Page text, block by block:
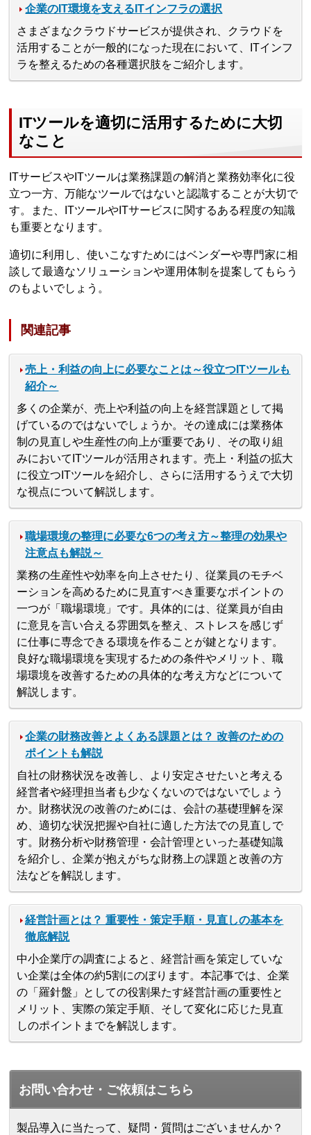
企業のIT環境を支えるITインフラの選択
さまざまなクラウドサービスが提供され、クラウドを
活用することが一般的になった現在において、ITインフ
ラを整えるための各種選択肢をご紹介します。
ITツールを適切に活用するために大切
なこと
ITサービスやITツールは業務課題の解消と業務効率化に役
立つ一方、万能なツールではないと認識することが大切で
す。また、ITツールやITサービスに関するある程度の知識
も重要となります。
適切に利用し、使いこなすためにはベンダーや専門家に相
談して最適なソリューションや運用体制を提案してもらう
のもよいでしょう。
関連記事
売上・利益の向上に必要なことは～役立つITツールも
紹介～
多くの企業が、売上や利益の向上を経営課題として掲
げているのではないでしょうか。その達成には業務体
制の見直しや生産性の向上が重要であり、その取り組
みにおいてITツールが活用されます。売上・利益の拡大
に役立つITツールを紹介し、さらに活用するうえで大切
な視点について解説します。
職場環境の整理に必要な6つの考え方～整理の効果や
注意点も解説～
業務の生産性や効率を向上させたり、従業員のモチベ
ーションを高めるために見直すべき重要なポイントの
一つが「職場環境」です。具体的には、従業員が自由
に意見を言い合える雰囲気を整え、ストレスを感じず
に仕事に専念できる環境を作ることが鍵となります。
良好な職場環境を実現するための条件やメリット、職
場環境を改善するための具体的な考え方などについて
解説します。
企業の財務改善とよくある課題とは？ 改善のための
ポイントも解説
自社の財務状況を改善し、より安定させたいと考える
経営者や経理担当者も少なくないのではないでしょう
か。財務状況の改善のためには、会計の基礎理解を深
め、適切な状況把握や自社に適した方法での見直しで
す。財務分析や財務管理・会計管理といった基礎知識
を紹介し、企業が抱えがちな財務上の課題と改善の方
法などを解説します。
経営計画とは？ 重要性・策定手順・見直しの基本を
徹底解説
中小企業庁の調査によると、経営計画を策定していな
い企業は全体の約5割にのぼります。本記事では、企業
の「羅針盤」としての役割果たす経営計画の重要性と
メリット、実際の策定手順、そして変化に応じた見直
しのポイントまでを解説します。
お問い合わせ・ご依頼はこちら
製品導入に当たって、疑問・質問はございませんか？